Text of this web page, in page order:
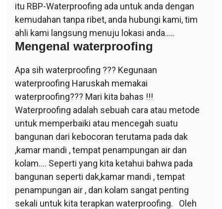
itu RBP-Waterproofing ada untuk anda dengan
kemudahan tanpa ribet, anda hubungi kami, tim
ahli kami langsung menuju lokasi anda…..
Mengenal waterproofing
Apa sih waterproofing ??? Kegunaan
waterproofing Haruskah memakai
waterproofing??? Mari kita bahas !!!
Waterproofing adalah sebuah cara atau metode
untuk memperbaiki atau mencegah suatu
bangunan dari kebocoran terutama pada dak
,kamar mandi , tempat penampungan air dan
kolam…. Seperti yang kita ketahui bahwa pada
bangunan seperti dak,kamar mandi , tempat
penampungan air , dan kolam sangat penting
sekali untuk kita terapkan waterproofing. Oleh